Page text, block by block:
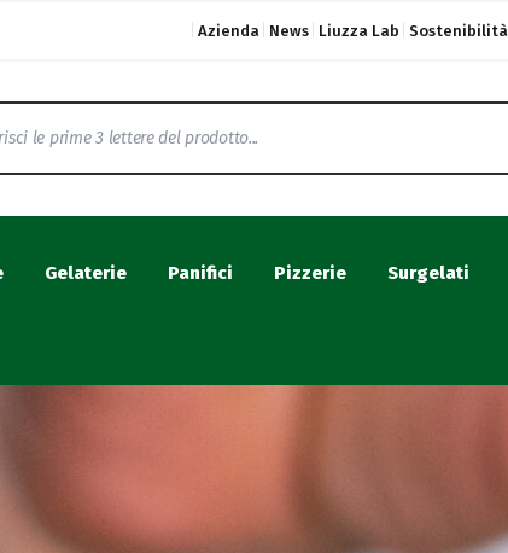
Azienda News Liuzza Lab Sostenibilità
Gelaterie Panifici Pizzerie Surgelati